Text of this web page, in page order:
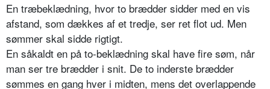
En træbeklædning, hvor to brædder sidder med en vis
afstand, som dækkes af et tredje, ser ret flot ud. Men
sømmer skal sidde rigtigt.
En såkaldt en på to-beklædning skal have fire søm, når
man ser tre brædder i snit. De to inderste brædder
sømmes en gang hver i midten, mens det overlappende